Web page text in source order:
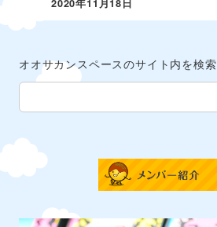
2020年11月18日
オオサカンスペースのサイト内を検索